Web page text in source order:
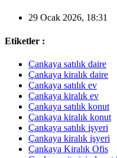
29 Ocak 2026, 18:31
Etiketler :
Çankaya satılık daire
Çankaya kiralık daire
Çankaya satılık ev
Çankaya kiralık ev
Çankaya satılık konut
Çankaya kiralık konut
Çankaya satılık işyeri
Çankaya kiralık işyeri
Çankaya Kiralık Ofis